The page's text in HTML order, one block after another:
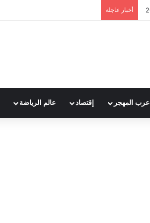
أخبار عاجلة
عرب المهجر إقتصاد عالم الرياضة